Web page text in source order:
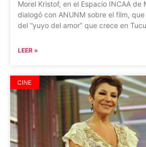
Morel Kristof, en el Espacio INCAA de
dialogó con ANUNM sobre el film,
del “yuyo del amor” que crece en
LEER »
CINE